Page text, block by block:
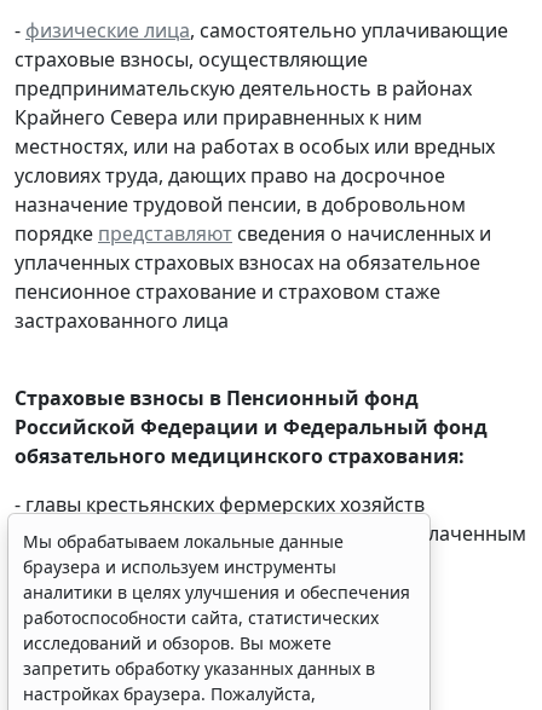
- физические лица, самостоятельно уплачивающие
страховые взносы, осуществляющие
предпринимательскую деятельность в районах
Крайнего Севера или приравненных к ним
местностях, или на работах в особых или вредных
условиях труда, дающих право на досрочное
назначение трудовой пенсии, в добровольном
порядке представляют сведения о начисленных и
уплаченных страховых взносах на обязательное
пенсионное страхование и страховом стаже
застрахованного лица
Страховые взносы в Пенсионный фонд
Российской Федерации и Федеральный фонд
обязательного медицинского страхования:
- главы крестьянских фермерских хозяйств
представляют расчетпо начисленным и уплаченным
страховым взносам за 2015 г.
Налог на доходы физических лиц:
- налоговые агентыперечисляют
Мы обрабатываем локальные данные
браузера и используем инструменты
аналитики в целях улучшения и обеспечения
работоспособности сайта, статистических
запретить обработку указанных данных в
настройках браузера. Пожалуйста,
ознакомьтесь с условиями их обработки.
Принять